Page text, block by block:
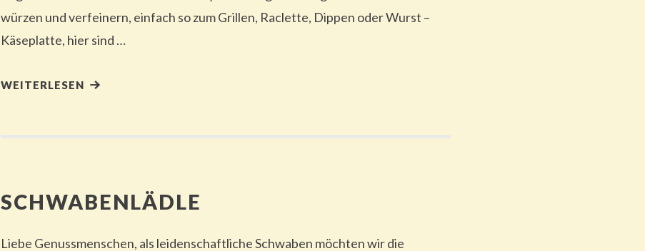
würzen und verfeinern, einfach so zum Grillen, Raclette, Dippen oder Wurst –
Käseplatte, hier sind …
WEITERLESEN
SCHWABENLÄDLE
Liebe Genussmenschen, als leidenschaftliche Schwaben möchten wir die